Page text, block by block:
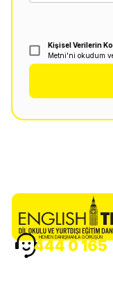
Kişisel Verilerin
Metni'ni okudum
HEMEN DANIŞMANLA GÖRÜŞÜN
444 0 165